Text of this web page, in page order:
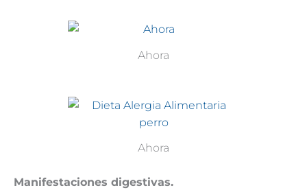
Ahora
Ahora
Manifestaciones digestivas.